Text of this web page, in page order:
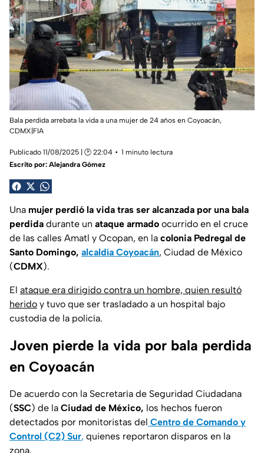
Bala perdida arrebata la vida a una mujer de 24 años en Coyoacán,
CDMX|FIA
Publicado 11/08/2025 | 🕑 22:04
1 minuto lectura
Escrito por: Alejandra Gómez
Una mujer perdió la vida tras ser alcanzada por una bala
perdida durante un ataque armado ocurrido en el cruce
de las calles Amatl y Ocopan, en la colonia Pedregal de
Santo Domingo, alcaldía Coyoacán, Ciudad de México
(CDMX).
El ataque era dirigido contra un hombre, quien resultó
herido y tuvo que ser trasladado a un hospital bajo
custodia de la policía.
Joven pierde la vida por bala perdida
en Coyoacán
De acuerdo con la Secretaría de Seguridad Ciudadana
(SSC) de la Ciudad de México, los hechos fueron
detectados por monitoristas del Centro de Comando y
Control (C2) Sur, quienes reportaron disparos en la
zona.